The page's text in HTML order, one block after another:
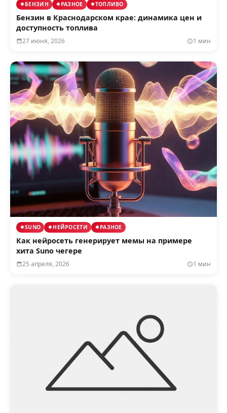
БЕНЗИН РАЗНОЕ ТОПЛИВО
Бензин в Краснодарском крае: динамика цен и
доступность топлива
27 июня, 2026 1 мин
SUNO НЕЙРОСЕТИ РАЗНОЕ
Как нейросеть генерирует мемы на примере
хита Suno чегере
25 апреля, 2026 1 мин